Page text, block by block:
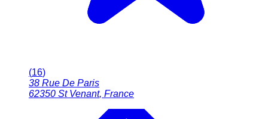
(16)
38 Rue De Paris
62350 St Venant, France